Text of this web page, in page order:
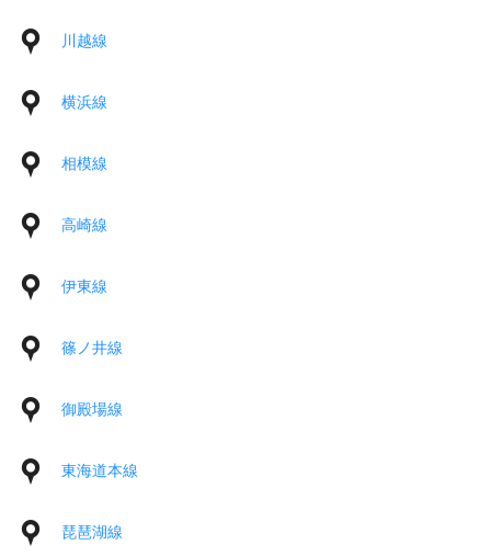
川越線
横浜線
相模線
高崎線
伊東線
篠ノ井線
御殿場線
東海道本線
琵琶湖線